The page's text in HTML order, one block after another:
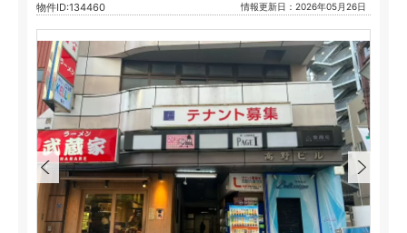
物件ID:134460
情報更新日：2026年05月26日